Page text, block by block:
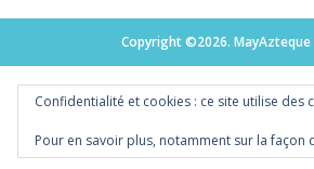
Copyright ©2026. MayAzteque
Confidentialité et cookies : ce site utilise des
Pour en savoir plus, notamment sur la façon